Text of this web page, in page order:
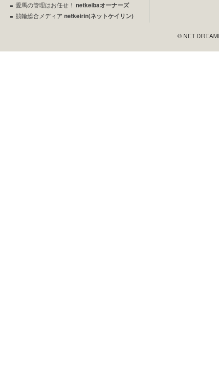
愛馬の管理はお任せ！ netkeibaオーナーズ
競輪総合メディア netkeirin(ネットケイリン)
© NET